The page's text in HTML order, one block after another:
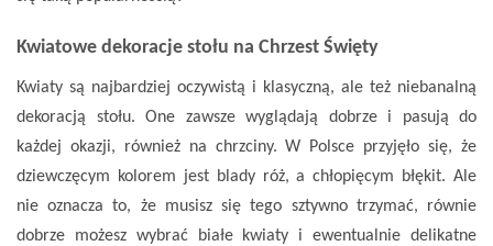
Kwiatowe dekoracje stołu na Chrzest Święty
Kwiaty są najbardziej oczywistą i klasyczną, ale też niebanalną
dekoracją stołu. One zawsze wyglądają dobrze i pasują do
każdej okazji, również na chrzciny. W Polsce przyjęło się, że
dziewczęcym kolorem jest blady róż, a chłopięcym błękit. Ale
nie oznacza to, że musisz się tego sztywno trzymać, równie
dobrze możesz wybrać białe kwiaty i ewentualnie delikatne